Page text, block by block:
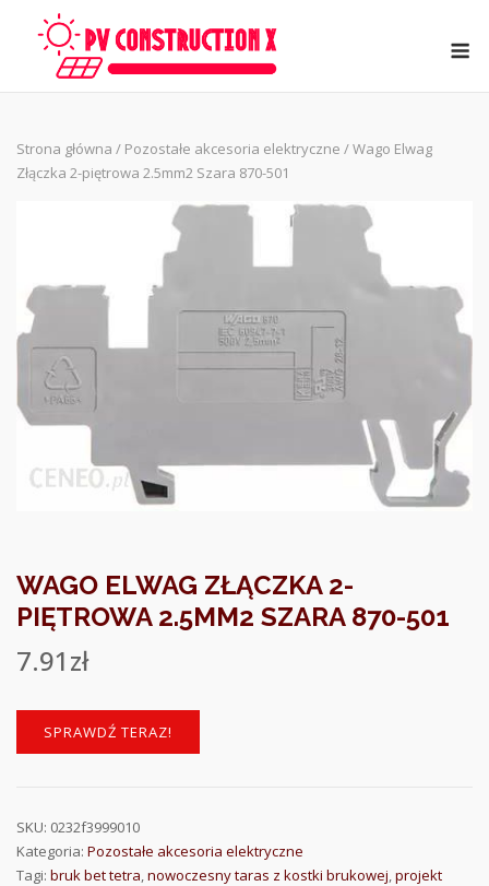
Strona główna / Pozostałe akcesoria elektryczne / Wago Elwag
Złączka 2-piętrowa 2.5mm2 Szara 870-501
WAGO ELWAG ZŁĄCZKA 2-
PIĘTROWA 2.5MM2 SZARA 870-501
7.91zł
SPRAWDŹ TERAZ!
SKU: 0232f3999010
Kategoria: Pozostałe akcesoria elektryczne
Tagi: bruk bet tetra,nowoczesny taras z kostki brukowej,projekt